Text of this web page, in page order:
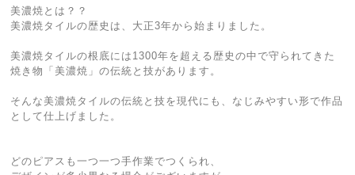
美濃焼とは？？
美濃焼タイルの歴史は、大正3年から始まりました。
美濃焼タイルの根底には1300年を超える歴史の中で守られてきた
焼き物「美濃焼」の伝統と技があります。
そんな美濃焼タイルの伝統と技を現代にも、なじみやすい形で作品
として仕上げました。
どのピアスも一つ一つ手作業でつくられ、